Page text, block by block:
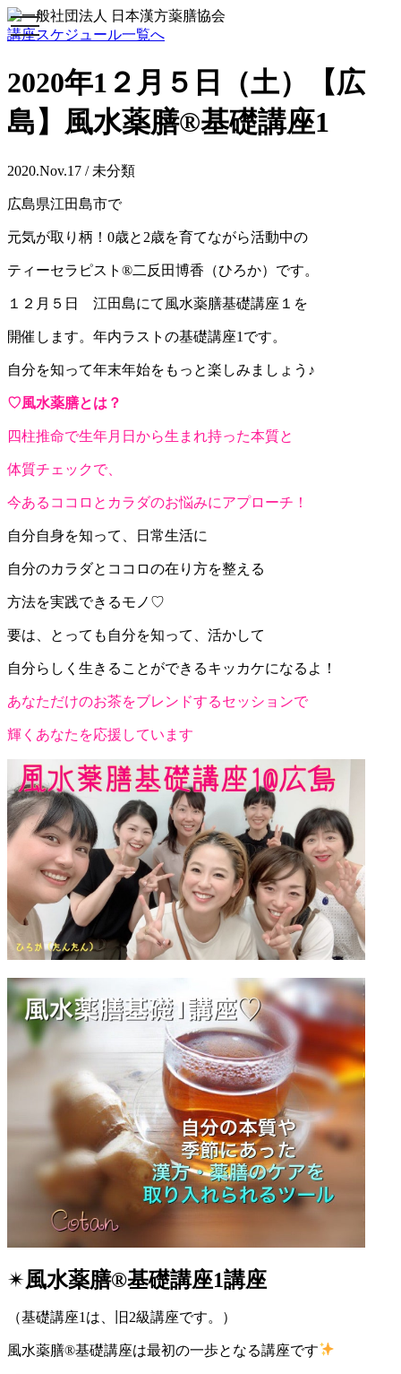
toggle
navigation
講座スケジュール一覧へ
2020年1２月５日（土）【広
島】風水薬膳®︎基礎講座1
2020.Nov.17 / 未分類
広島県江田島市で
元気が取り柄！0歳と2歳を育てながら活動中の
ティーセラピスト®︎二反田博香（ひろか）です。
１２月５日 江田島にて風水薬膳基礎講座１を
開催します。年内ラストの基礎講座1です。
自分を知って年末年始をもっと楽しみましょう♪
♡風水薬膳とは？
四柱推命で生年月日から生まれ持った本質と
体質チェックで、
今あるココロとカラダのお悩みにアプローチ！
自分自身を知って、日常生活に
自分のカラダとココロの在り方を整える
方法を実践できるモノ♡
要は、とっても自分を知って、活かして
自分らしく生きることができるキッカケになるよ！
あなただけのお茶をブレンドするセッションで
輝くあなたを応援しています
✴︎風水薬膳®︎基礎講座1講座
（基礎講座1は、旧2級講座です。）
風水薬膳®︎基礎講座は最初の一歩となる講座です